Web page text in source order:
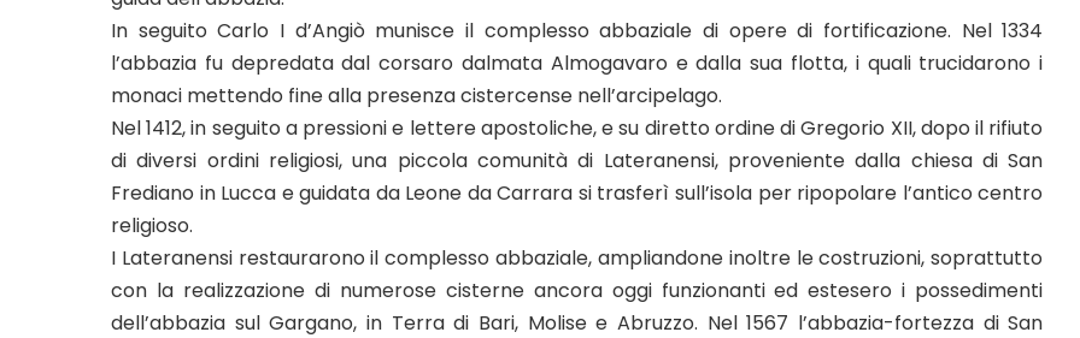
In seguito Carlo I d’Angiò munisce il complesso abbaziale di opere di fortificazione. Nel 1334
l’abbazia fu depredata dal corsaro dalmata Almogavaro e dalla sua flotta, i quali trucidarono i
monaci mettendo fine alla presenza cistercense nell’arcipelago.
Nel 1412, in seguito a pressioni e lettere apostoliche, e su diretto ordine di Gregorio XII, dopo il rifiuto
di diversi ordini religiosi, una piccola comunità di Lateranensi, proveniente dalla chiesa di San
Frediano in Lucca e guidata da Leone da Carrara si trasferì sull’isola per ripopolare l’antico centro
religioso.
I Lateranensi restaurarono il complesso abbaziale, ampliandone inoltre le costruzioni, soprattutto
con la realizzazione di numerose cisterne ancora oggi funzionanti ed estesero i possedimenti
dell’abbazia sul Gargano, in Terra di Bari, Molise e Abruzzo. Nel 1567 l’abbazia-fortezza di San